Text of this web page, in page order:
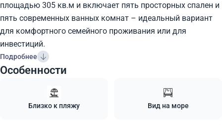
площадью 305 кв.м и включает пять просторных спален и
пять современных ванных комнат – идеальный вариант
для комфортного семейного проживания или для
инвестиций.
Подробнее
Особенности
Близко к пляжу Вид на море